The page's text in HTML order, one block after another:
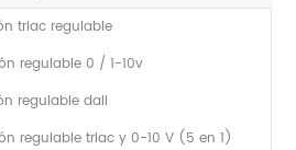
triac regulable
regulable 0 / 1-10v
regulable dali
regulable triac y 0-10 V (5 en 1)